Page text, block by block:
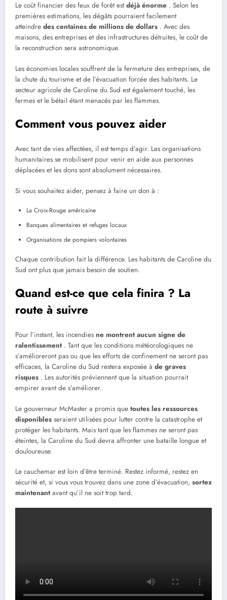
Le coût financier des feux de forêt estdéjà énorme . Selon les
premières estimations, les dégâts pourraient facilement
atteindre des centaines de millions de dollars . Avec des
maisons, des entreprises et des infrastructures détruites, le coût de
la reconstruction sera astronomique.
Les économies locales souffrent de la fermeture des entreprises, de
la chute du tourisme et de l’évacuation forcée des habitants. Le
secteur agricole de Caroline du Sud est également touché, les
fermes et le bétail étant menacés par les flammes.
Comment vous pouvez aider
Avec tant de vies affectées, il est temps d’agir. Les organisations
humanitaires se mobilisent pour venir en aide aux personnes
déplacées et les dons sont absolument nécessaires.
Si vous souhaitez aider, pensez à faire un don à :
La Croix-Rouge américaine
Banques alimentaires et refuges locaux
Organisations de pompiers volontaires
Chaque contribution fait la différence. Les habitants de Caroline du
Sud ont plus que jamais besoin de soutien.
Quand est-ce que cela finira ? La
route à suivre
Pour l’instant, les incendies ne montrent aucun signe de
ralentissement. Tant que les conditions météorologiques ne
s’amélioreront pas ou que les efforts de confinement ne seront pas
efficaces, la Caroline du Sud restera exposée à de graves
risques . Les autorités préviennent que la situation pourrait
empirer avant de s’améliorer.
Le gouverneur McMaster a promis que toutes les ressources
disponibles seraient utilisées pour lutter contre la catastrophe et
protéger les habitants. Mais tant que les flammes ne seront pas
éteintes, la Caroline du Sud devra affronter une bataille longue et
douloureuse.
Le cauchemar est loin d’être terminé. Restez informé, restez en
sécurité et, si vous vous trouvez dans une zone d’évacuation, sortez
maintenantavant qu’il ne soit trop tard.